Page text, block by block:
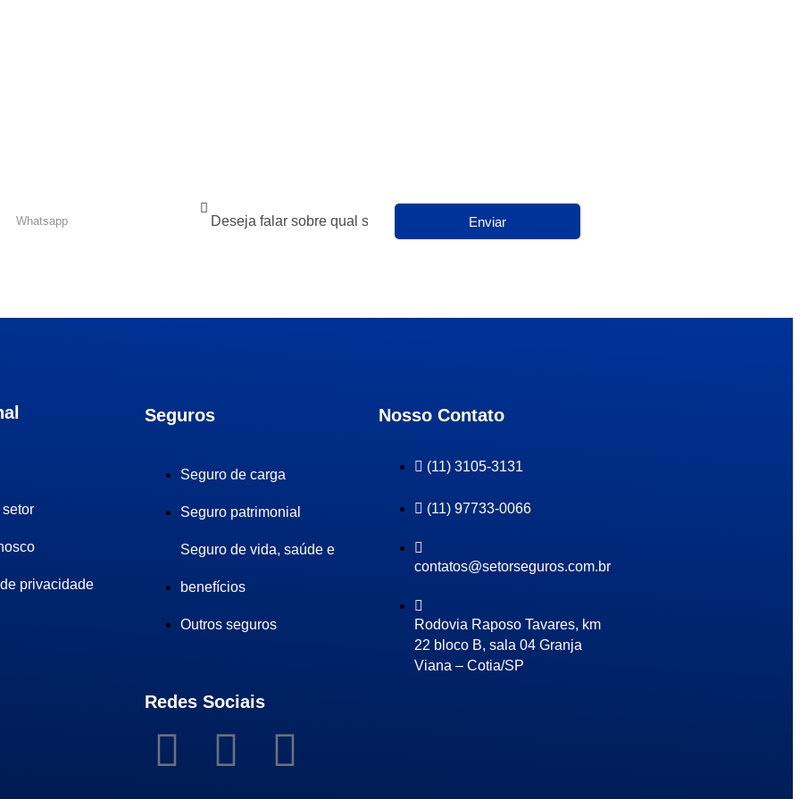
Enviar
privacidade
Seguros
Seguro de carga
Seguro patrimonial
Seguro de vida, saúde e
benefícios
Outros seguros
Redes Sociais
Nosso Contato
(11) 3105-3131
(11) 97733-0066
contatos@setorseguros.com.br
Rodovia Raposo Tavares, km
22 bloco B, sala 04 Granja
Viana – Cotia/SP